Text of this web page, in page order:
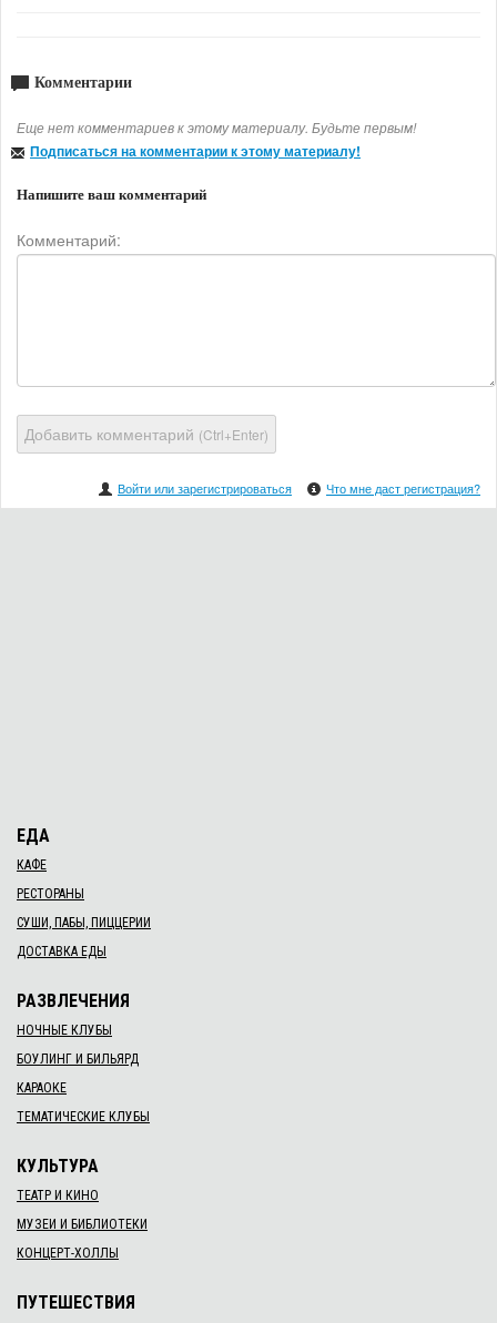
Комментарии
Еще нет комментариев к этому материалу. Будьте первым!
Подписаться на комментарии к этому материалу!
Напишите ваш комментарий
Комментарий:
Добавить комментарий (Ctrl+Enter)
Войти или зарегистрироваться Что мне даст регистрация?
ЕДА
КАФЕ
РЕСТОРАНЫ
СУШИ, ПАБЫ, ПИЦЦЕРИИ
ДОСТАВКА ЕДЫ
РАЗВЛЕЧЕНИЯ
НОЧНЫЕ КЛУБЫ
БОУЛИНГ И БИЛЬЯРД
КАРАОКЕ
ТЕМАТИЧЕСКИЕ КЛУБЫ
КУЛЬТУРА
ТЕАТР И КИНО
МУЗЕИ И БИБЛИОТЕКИ
КОНЦЕРТ-ХОЛЛЫ
ПУТЕШЕСТВИЯ